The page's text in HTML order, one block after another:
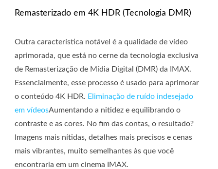
Remasterizado em 4K HDR (Tecnologia DMR)
Outra característica notável é a qualidade de vídeo
aprimorada, que está no cerne da tecnologia exclusiva
de Remasterização de Mídia Digital (DMR) da IMAX.
Essencialmente, esse processo é usado para aprimorar
o conteúdo 4K HDR. Eliminação de ruído indesejado
em vídeosAumentando a nitidez e equilibrando o
contraste e as cores. No fim das contas, o resultado?
Imagens mais nítidas, detalhes mais precisos e cenas
mais vibrantes, muito semelhantes às que você
encontraria em um cinema IMAX.